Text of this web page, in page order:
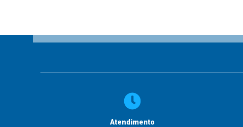
Atendimento